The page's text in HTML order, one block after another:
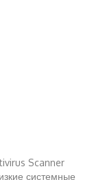
Scanner
системные